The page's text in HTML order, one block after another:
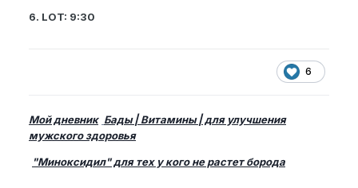
6. LOT: 9:30
6
Мой дневник Бады | Витамины | для улучшения
мужского здоровья
"Миноксидил" для тех у кого не растет борода